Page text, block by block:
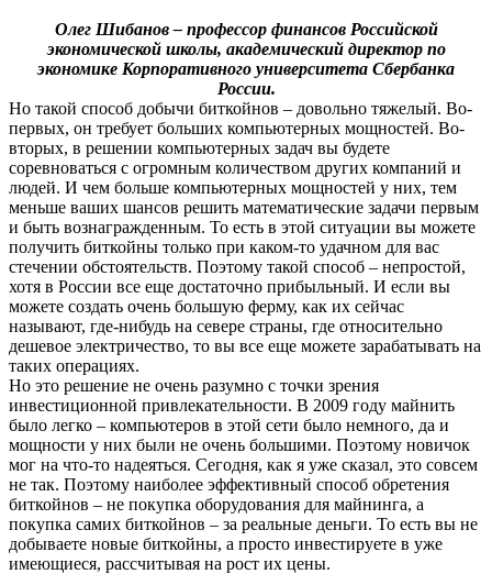
Олег Шибанов – профессор финансов Российской
экономической школы, академический директор по
экономике Корпоративного университета Сбербанка
России.
Но такой способ добычи биткойнов – довольно тяжелый. Во-
первых, он требует больших компьютерных мощностей. Во-
вторых, в решении компьютерных задач вы будете
соревноваться с огромным количеством других компаний и
людей. И чем больше компьютерных мощностей у них, тем
меньше ваших шансов решить математические задачи первым
и быть вознагражденным. То есть в этой ситуации вы можете
получить биткойны только при каком-то удачном для вас
стечении обстоятельств. Поэтому такой способ – непростой,
хотя в России все еще достаточно прибыльный. И если вы
можете создать очень большую ферму, как их сейчас
называют, где-нибудь на севере страны, где относительно
дешевое электричество, то вы все еще можете зарабатывать на
таких операциях.
Но это решение не очень разумно с точки зрения
инвестиционной привлекательности. В 2009 году майнить
было легко – компьютеров в этой сети было немного, да и
мощности у них были не очень большими. Поэтому новичок
мог на что-то надеяться. Сегодня, как я уже сказал, это совсем
не так. Поэтому наиболее эффективный способ обретения
биткойнов – не покупка оборудования для майнинга, а
покупка самих биткойнов – за реальные деньги. То есть вы не
добываете новые биткойны, а просто инвестируете в уже
имеющиеся, рассчитывая на рост их цены.